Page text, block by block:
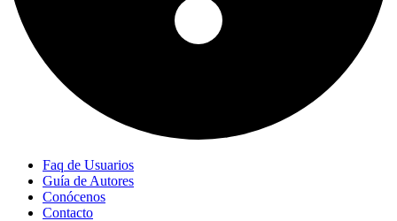
Faq de Usuarios
Guía de Autores
Conócenos
Contacto